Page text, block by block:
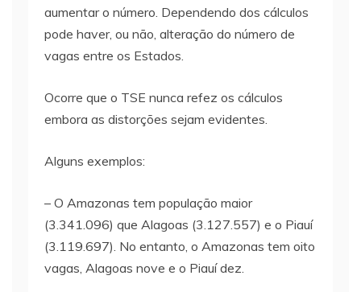
aumentar o número. Dependendo dos cálculos
pode haver, ou não, alteração do número de
vagas entre os Estados.
Ocorre que o TSE nunca refez os cálculos
embora as distorções sejam evidentes.
Alguns exemplos:
– O Amazonas tem população maior
(3.341.096) que Alagoas (3.127.557) e o Piauí
(3.119.697). No entanto, o Amazonas tem oito
vagas, Alagoas nove e o Piauí dez.